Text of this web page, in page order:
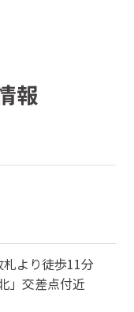
報
札より徒歩11分
」交差点付近